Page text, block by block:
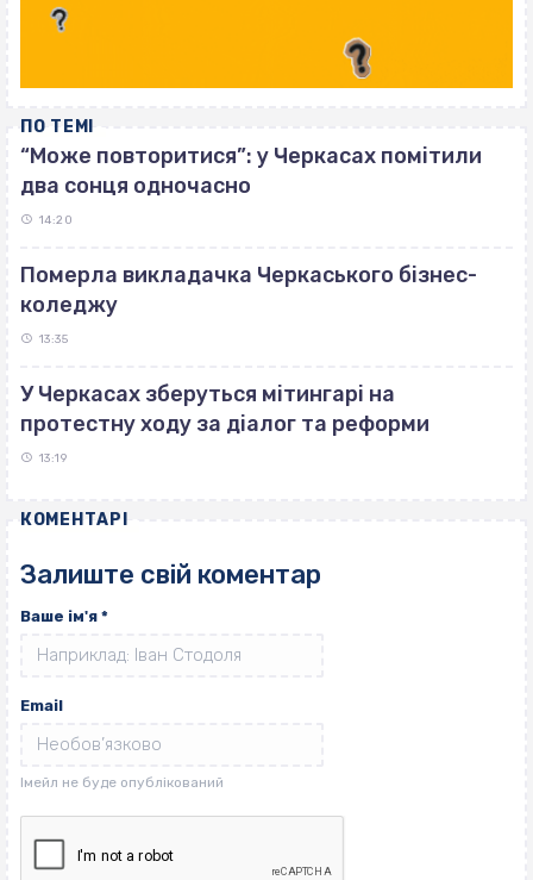
ПО ТЕМІ
“Може повторитися”: у Черкасах помітили
два сонця одночасно
14:20
Померла викладачка Черкаського бізнес-
коледжу
13:35
У Черкасах зберуться мітингарі на
протестну ходу за діалог та реформи
13:19
КОМЕНТАРІ
Залиште свій коментар
Ваше ім'я *
Email